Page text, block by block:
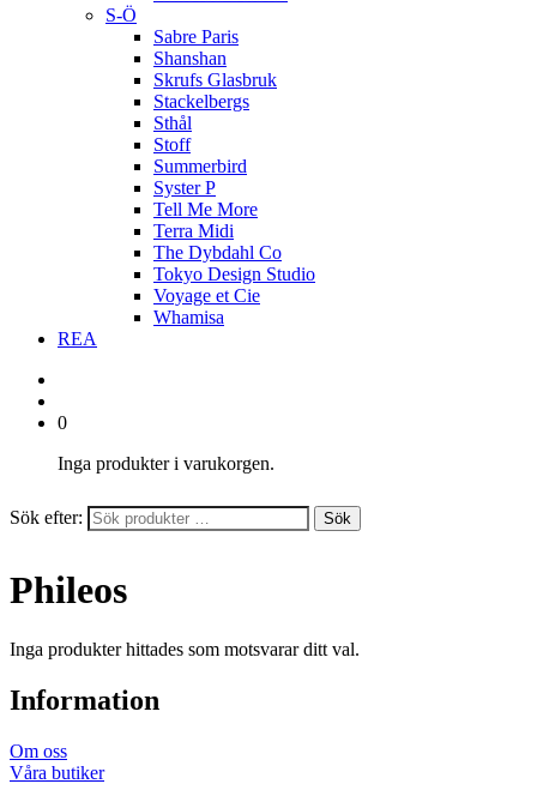
S-Ö
Sabre Paris
Shanshan
Skrufs Glasbruk
Stackelbergs
Sthål
Stoff
Summerbird
Syster P
Tell Me More
Terra Midi
The Dybdahl Co
Tokyo Design Studio
Voyage et Cie
Whamisa
REA
0
Inga produkter i varukorgen.
Sök efter: Sök
Phileos
Inga produkter hittades som motsvarar ditt val.
Information
Om oss
Våra butiker